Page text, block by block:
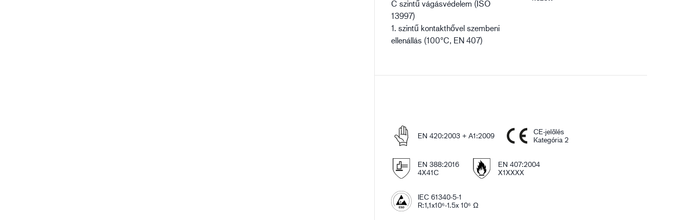
C szintű vágásvédelem (ISO
13997)
1. szintű kontakthővel szembeni
ellenállás (100°C, EN 407)
EN 420:2003 + A1:2009
CE-jelölés
Kategória 2
EN 388:2016
4X41C
EN 407:2004
X1XXXX
IEC 61340-5-1
R:1,1x10⁶-1.5x 10⁶ Ω